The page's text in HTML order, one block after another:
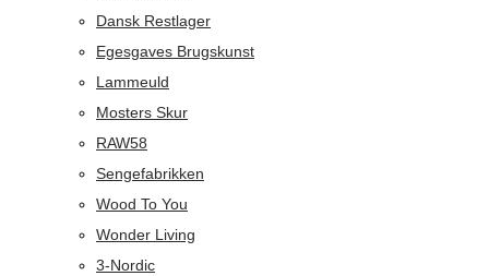
Dansk Restlager
Egesgaves Brugskunst
Lammeuld
Mosters Skur
RAW58
Sengefabrikken
Wood To You
Wonder Living
3-Nordic